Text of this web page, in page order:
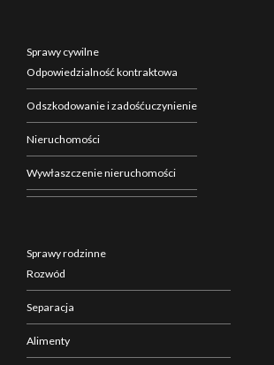
Sprawy cywilne
Odpowiedzialność kontraktowa
Odszkodowanie i zadośćuczynienie
Nieruchomości
Wywłaszczenie nieruchomości
Sprawy rodzinne
Rozwód
Separacja
Alimenty